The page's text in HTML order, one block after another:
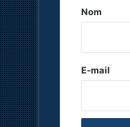
a
e
Nom
E-mail